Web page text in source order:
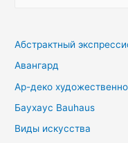
Абстрактный
Авангард
Ар-деко
Баухаус Bauhaus
Виды искусства